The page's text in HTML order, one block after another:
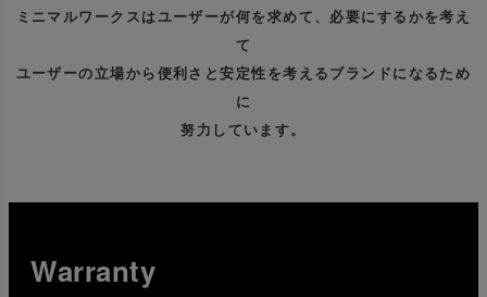
ミニマルワークスはユーザーが何を求めて、必要にするかを考え
て
ユーザーの立場から便利さと安定性を考えるブランドになるため
に
努力しています。
Warranty